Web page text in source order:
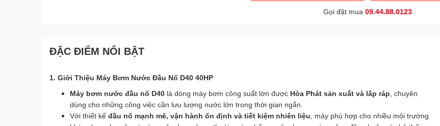
Gọi đặt mua09.44.88.0123
ĐẶC ĐIỂM NỔI BẬT
1. Giới Thiệu Máy Bơm Nước Đầu Nổ D40 40HP
Máy bơm nước đầu nổ D40 là dòng máy bơm công suất lớn được Hòa Phát sản xuất và lắp ráp , chuyên
dùng cho những công việc cần lưu lượng nước lớn trong thời gian ngắn.
Với thiết kế đầu nổ mạnh mẽ, vận hành ổn định và tiết kiệm nhiên liệu , máy phù hợp cho nhiều môi trường